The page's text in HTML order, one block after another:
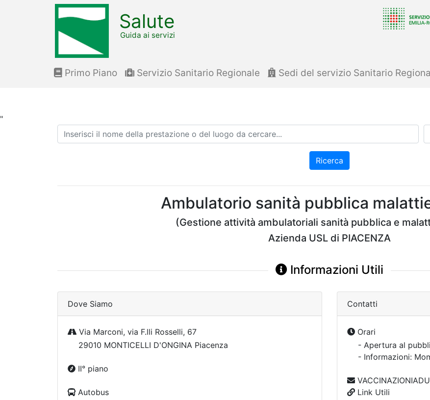
"
Salute
Guida ai servizi
Primo Piano Servizio Sanitario Regionale Sedi del servizio Sanitario
Ricerca
Ricerca
Ambulatorio sanità pubblica
(Gestione attività ambulatoriali sanità pubblica e
Azienda USL di PIACENZA
Informazioni Utili
Dove Siamo
Via Marconi, via F.lli Rosselli, 67
29010 MONTICELLI D'ONGINA Piacenza
II° piano
Autobus
Contatti
Orari
- Apertura al
- Informazioni:
Link Utili